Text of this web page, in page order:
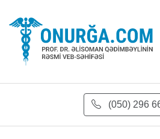
(050) 296